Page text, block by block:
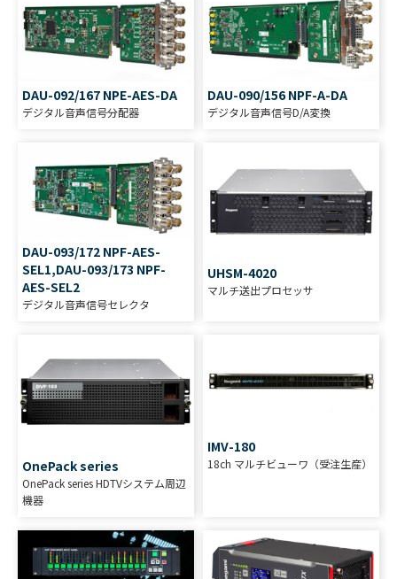
DAU-092/167 NPE-AES-DA
デジタル音声信号分配器
DAU-090/156 NPF-A-DA
デジタル音声信号D/A変換
DAU-093/172 NPF-AES-
SEL1,DAU-093/173 NPF-
AES-SEL2
デジタル音声信号セレクタ
UHSM-4020
マルチ送出プロセッサ
OnePack series
OnePack series HDTVシステム周辺
機器
IMV-180
18ch マルチビューワ（受注生産）